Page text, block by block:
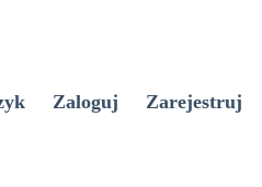
Zaloguj Zarejestruj